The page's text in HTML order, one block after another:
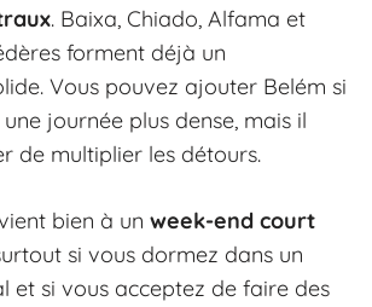
. Baixa, Chiado, Alfama et
forment déjà un
Vous pouvez ajouter Belém si
journée plus dense, mais il
de multiplier les détours.
bien à un week-end court
si vous dormez dans un
et si vous acceptez de faire des